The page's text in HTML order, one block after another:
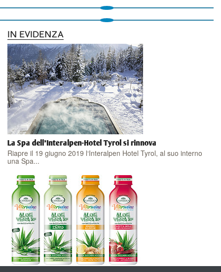
IN EVIDENZA
La Spa dell'Interalpen-Hotel Tyrol si rinnova
Riapre il 19 giugno 2019 l‘Interalpen Hotel Tyrol, al suo interno
una Spa...